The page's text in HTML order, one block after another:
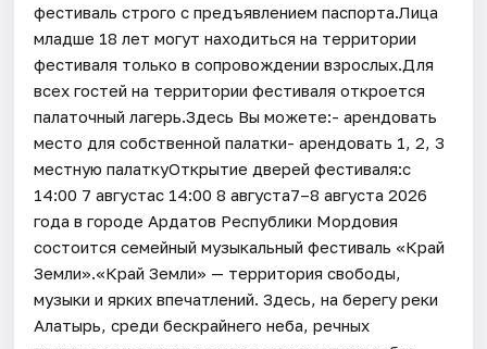
фестиваль строго с предъявлением паспорта.Лица
младше 18 лет могут находиться на территории
фестиваля только в сопровождении взрослых.Для
всех гостей на территории фестиваля откроется
палаточный лагерь.Здесь Вы можете:- арендовать
место для собственной палатки- арендовать 1, 2, 3
местную палаткуОткрытие дверей фестиваля:с
14:00 7 августас 14:00 8 августа7–8 августа 2026
года в городе Ардатов Республики Мордовия
состоится семейный музыкальный фестиваль «Край
Земли».«Край Земли» — территория свободы,
музыки и ярких впечатлений. Здесь, на берегу реки
Алатырь, среди бескрайнего неба, речных